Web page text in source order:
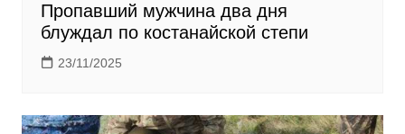
Пропавший мужчина два дня
блуждал по костанайской степи
23/11/2025